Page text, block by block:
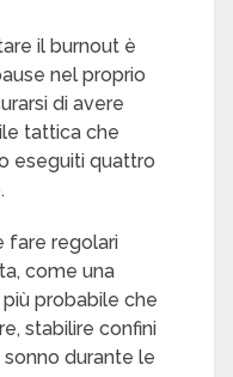
il burnout è
nel proprio
di avere
tattica che
eseguiti quattro
fare regolari
come una
probabile che
stabilire confini
durante le